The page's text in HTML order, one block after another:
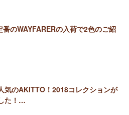
のWAYFARERの入荷で2色のご紹
気のAKITTO！2018コレクションが
た！…